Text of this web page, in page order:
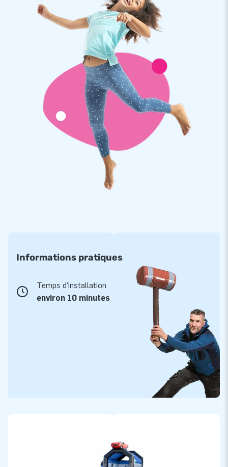
un excellent outil pour vous mettre en valeur.
Souhaitez-vous obtenir plus d'informations sur un château
gonflable personnalisé? Dans ce cas, veuillez nous contacter.
Informations pratiques
Temps d'installation
environ 10 minutes